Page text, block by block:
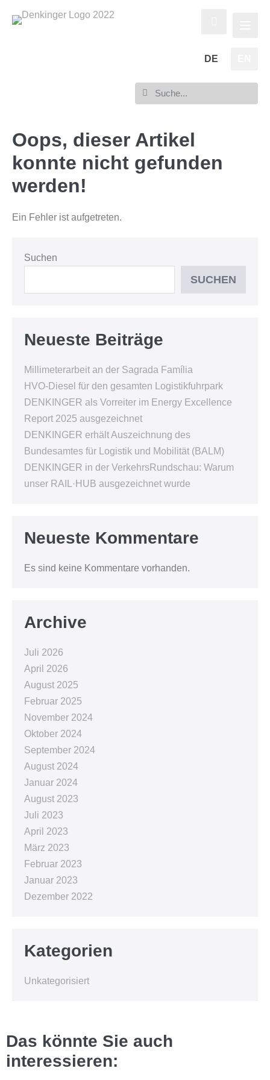
DE
Oops, dieser Artikel
konnte nicht gefunden
werden!
Ein Fehler ist aufgetreten.
Suchen
SUCHEN
Neueste Beiträge
Millimeterarbeit an der Sagrada Família
HVO-Diesel für den gesamten Logistikfuhrpark
DENKINGER als Vorreiter im Energy Excellence
Report 2025 ausgezeichnet
DENKINGER erhält Auszeichnung des
Bundesamtes für Logistik und Mobilität (BALM)
DENKINGER in der VerkehrsRundschau: Warum
unser RAIL·HUB ausgezeichnet wurde
Neueste Kommentare
Es sind keine Kommentare vorhanden.
Archive
Juli 2026
April 2026
August 2025
Februar 2025
November 2024
Oktober 2024
September 2024
August 2024
Januar 2024
August 2023
Juli 2023
April 2023
März 2023
Februar 2023
Januar 2023
Dezember 2022
Kategorien
Unkategorisiert
Das könnte Sie auch
interessieren: